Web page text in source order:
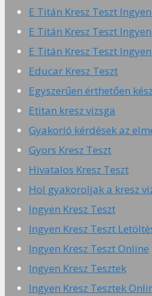
E Titán Kresz Teszt
E Titán Kresz Teszt
E Titán Kresz Teszt
Educar Kresz Teszt
Egyszerűen érthetően
Etitan kresz vizsga
Gyakorló kérdések az
Gyors Kresz Teszt
Hivatalos Kresz Teszt
Hol gyakoroljak a kresz
Ingyen Kresz Teszt
Ingyen Kresz Teszt
Ingyen Kresz Teszt Online
Ingyen Kresz Tesztek
Ingyen Kresz Tesztek